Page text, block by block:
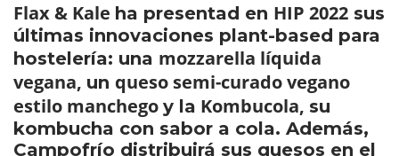
Flax & Kale ha presentad en HIP 2022 sus
últimas innovaciones plant-based para
hostelería: una mozzarella líquida
vegana, un queso semi-curado vegano
estilo manchego y la Kombucola, su
kombucha con sabor a cola. Además,
Campofrío distribuirá sus quesos en el